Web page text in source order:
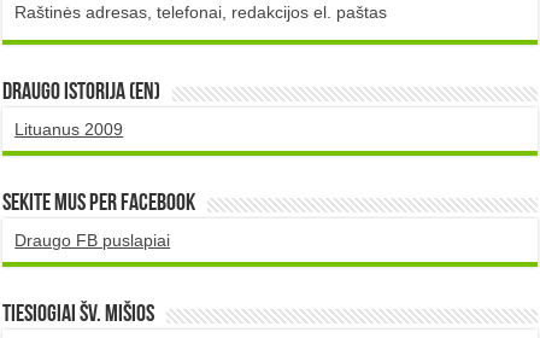
Raštinės adresas, telefonai, redakcijos el. paštas
DRAUGO istorija (EN)
Lituanus 2009
Sekite mus per Facebook
Draugo FB puslapiai
TIESIOGIAI šv. MIŠIOS